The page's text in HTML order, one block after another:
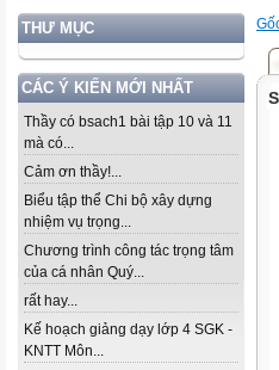
THƯ MỤC
CÁC Ý KIẾN MỚI NHẤT
Thầy có bsach1 bài tập 10 và 11
mà có...
Cảm ơn thầy!...
Biểu tập thể Chi bộ xây dựng
nhiệm vụ trọng...
Chương trình công tác trọng tâm
của cá nhân Quý...
rất hay...
Kế hoạch giảng dạy lớp 4 SGK -
KNTT Môn...